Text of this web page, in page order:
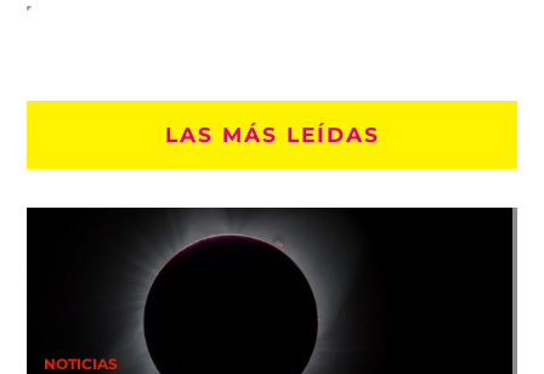
LAS MÁS LEÍDAS
NOTICIAS